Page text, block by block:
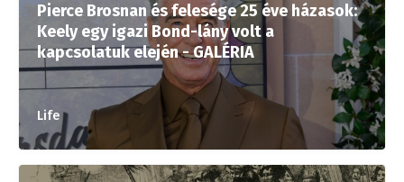
Pierce Brosnan és felesége 25 éve házasok:
Keely egy igazi Bond-lány volt a
kapcsolatuk elején - GALÉRIA
Life